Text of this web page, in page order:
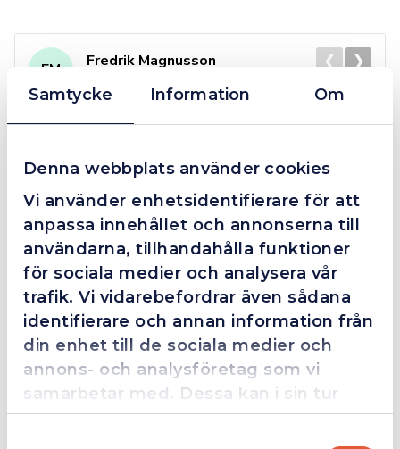
Samtycke Information Om
Denna webbplats använder cookies
Vi använder enhetsidentifierare för att
anpassa innehållet och annonserna till
användarna, tillhandahålla funktioner
för sociala medier och analysera vår
trafik. Vi vidarebefordrar även sådana
identifierare och annan information från
din enhet till de sociala medier och
annons- och analysföretag som vi
samarbetar med. Dessa kan i sin tur
kombinera informationen med annan
information som du har tillhandahållit
4.4 10 Reviews
FM
Fredrik Magnusson
Grym service!
Dom här grabbarna är definitionen av serviceminded.
Trots en billigare order, som det blev lite strul med,
så agerade dom blixtsnabbt och löste det långt över
förväntan. Hade kontakt med Alexander, som förtjänar
en extra guldstjärna.
❮ ❯